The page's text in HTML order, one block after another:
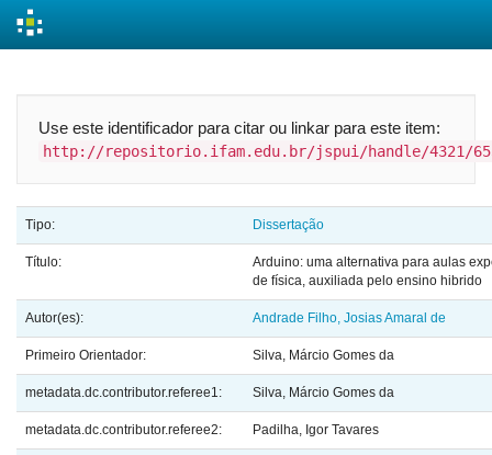
Use este identificador para citar ou linkar para este item:
http://repositorio.ifam.edu.br/jspui/handle/4321/
Tipo: Dissertação
Título:
Arduino: uma alternativa para aulas
de física, auxiliada pelo ensino hibrido
Autor(es): Andrade Filho, Josias Amaral de
Primeiro Orientador: Silva, Márcio Gomes da
metadata.dc.contributor.referee1: Silva, Márcio Gomes da
metadata.dc.contributor.referee2: Padilha, Igor Tavares